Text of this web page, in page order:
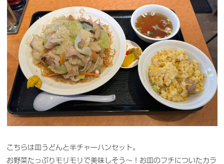
こちらは皿うどんと半チャーハンセット。
お野菜たっぷりモリモリで美味しそう〜！お皿のフチについたカラ